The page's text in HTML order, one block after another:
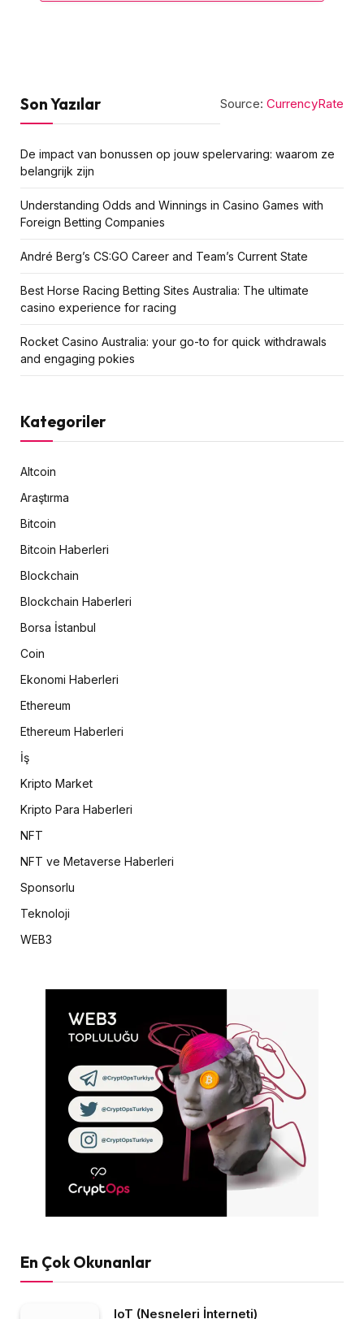
Source: CurrencyRate
Son Yazılar
De impact van bonussen op jouw spelervaring: waarom ze
belangrijk zijn
Understanding Odds and Winnings in Casino Games with
Foreign Betting Companies
André Berg’s CS:GO Career and Team’s Current State
Best Horse Racing Betting Sites Australia: The ultimate
casino experience for racing
Rocket Casino Australia: your go-to for quick withdrawals
and engaging pokies
Kategoriler
Altcoin
Araştırma
Bitcoin
Bitcoin Haberleri
Blockchain
Blockchain Haberleri
Borsa İstanbul
Coin
Ekonomi Haberleri
Ethereum
Ethereum Haberleri
İş
Kripto Market
Kripto Para Haberleri
NFT
NFT ve Metaverse Haberleri
Sponsorlu
Teknoloji
WEB3
En Çok Okunanlar
IoT (Nesneleri İnterneti)